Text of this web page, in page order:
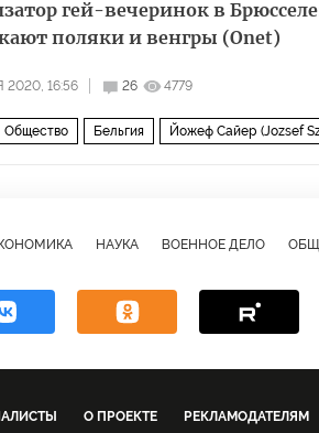
гей-вечеринок в
поляки и венгры (Onet)
2020, 16:56 26 4779
Общество Бельгия Йожеф Сайер (Jozsef
НАУКА ВОЕННОЕ ДЕЛО
О ПРОЕКТЕ РЕКЛАМОДАТЕЛЯМ